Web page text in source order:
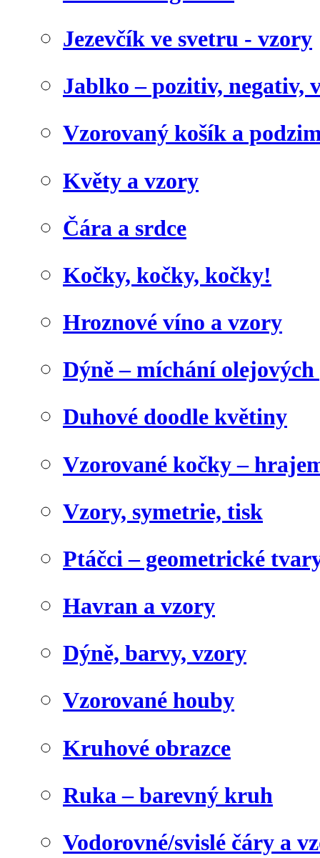
Jezevčík ve svetru - vzory
Jablko – pozitiv, negativ,
Vzorovaný košík a
Květy a vzory
Čára a srdce
Kočky, kočky, kočky!
Hroznové víno a vzory
Dýně – míchání olejových
Duhové doodle květiny
Vzorované kočky –
Vzory, symetrie, tisk
Ptáčci – geometrické
Havran a vzory
Dýně, barvy, vzory
Vzorované houby
Kruhové obrazce
Ruka – barevný kruh
Vodorovné/svislé čáry a